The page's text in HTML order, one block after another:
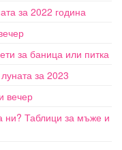
за 2022 година
за баница или питка
за 2023
вечер
ни? Таблици за мъже и